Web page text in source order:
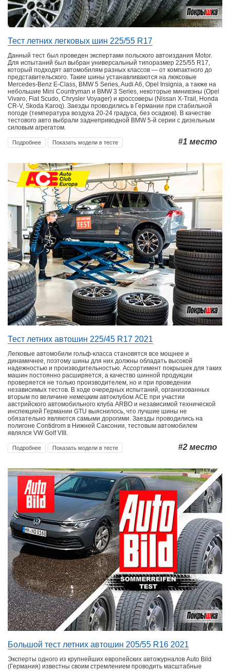
Тест летних легковых шин 225/55 R17
Данный тест был проведен экспертами польского автоиздания Motor.
Для испытаний был выбран универсальный типоразмер 225/55 R17,
который подходят автомобилям разных классов — от компактного до
представительского. Такие шины устанавливаются на люксовые
Mercedes-Benz E-Class, BMW 5 Series, Audi A6, Opel Insignia, а также на
небольшие Mini Countryman и BMW 3 Series, некоторые минивэны (Opel
Vivaro, Fiat Scudo, Chrysler Voyager) и кроссоверы (Nissan X-Trail, Honda
CR-V, Skoda Karoq). Заезды проводились в Германии при стабильной
погоде (температура воздуха 20-24 градуса, без осадков). В качестве
тестового авто выбрали заднеприводной BMW 5-й серии с дизельным
силовым агрегатом.
Подробнее Показать модели в тесте #1 место
Тест летних автошин 225/45 R17 2021
Легковые автомобили гольф-класса становятся все мощнее и
динамичнее, поэтому шины для них должны обладать высокой
надежностью и производительностью. Ассортимент покрышек для таких
машин постоянно расширяется, а качество шинной продукции
проверяется не только производителем, но и при проведении
независимых тестов. В ходе очередных испытаний, организованных
вторым по величине немецким автоклубом АСЕ при участии
австрийского автомобильного клуба ARBO и независимой технической
инспекцией Германии GTU выяснилось, что лучшие шины не
обязательно являются самыми дорогими. Заезды проводились на
полигоне Contidrom в Нижней Саксонии, тестовым автомобилем
являлся VW Golf VIII.
Подробнее Показать модели в тесте #2 место
Большой тест летних автошин 205/55 R16 2021
Эксперты одного из крупнейших европейских автожурналов Auto Bild
(Германия) известны своим стремлением проводить масштабные